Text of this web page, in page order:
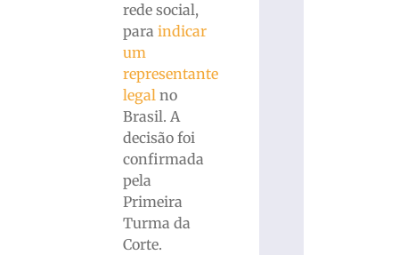
rede social,
paraindicar
um
representante
legal no
Brasil. A
decisão foi
confirmada
pela
Primeira
Turma da
Corte.